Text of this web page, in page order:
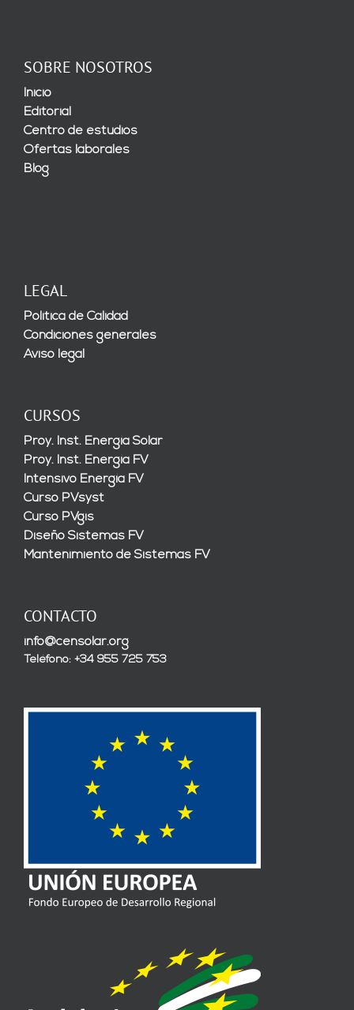
SOBRE NOSOTROS
Inicio
Editorial
Centro de estudios
Ofertas laborales
Blog
LEGAL
Política de Calidad
Condiciones generales
Aviso legal
CURSOS
Proy. Inst. Energía Solar
Proy. Inst. Energía FV
Intensivo Energía FV
Curso PVsyst
Curso PVgis
Diseño Sistemas FV
Mantenimiento de Sistemas FV
CONTACTO
info@censolar.org
Teléfono: +34 955 725 753